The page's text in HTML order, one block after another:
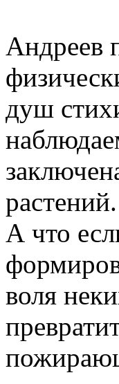
Андреев
душ
растений.
А что
воля